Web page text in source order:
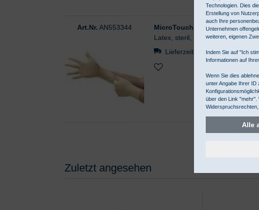
Art.Nr. AN553344
MicroTouch
Latex, steril, puderfrei, 50 Paar
Lieferzeit ca.3-9 Tage
Zuletzt angesehen
Technologien. Dies
Erstellung von
auch Ihre
Unternehmen
weiteren, eigenen
Indem Sie auf "Ich
Informationen auf
Wenn Sie dies
unter Angabe Ihrer ID
über den Link "mehr".
Alle